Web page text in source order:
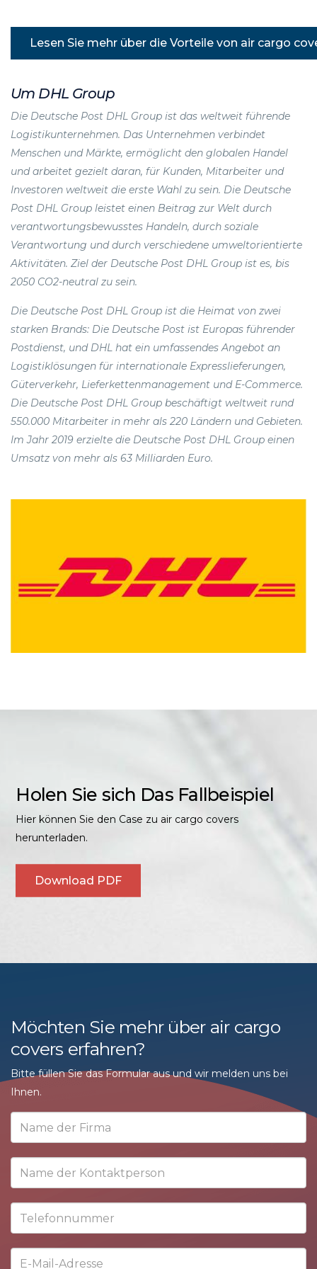
Lesen Sie mehr über die Vorteile von air cargo
Um DHL Group
Die Deutsche Post DHL Group ist das weltweit führende
Logistikunternehmen. Das Unternehmen verbindet
Menschen und Märkte, ermöglicht den globalen Handel
und arbeitet gezielt daran, für Kunden, Mitarbeiter und
Investoren weltweit die erste Wahl zu sein. Die Deutsche
Post DHL Group leistet einen Beitrag zur Welt durch
verantwortungsbewusstes Handeln, durch soziale
Verantwortung und durch verschiedene umweltorientierte
Aktivitäten. Ziel der Deutsche Post DHL Group ist es, bis
2050 CO2-neutral zu sein.
Die Deutsche Post DHL Group ist die Heimat von zwei
starken Brands: Die Deutsche Post ist Europas führender
Postdienst, und DHL hat ein umfassendes Angebot an
Logistiklösungen für internationale Expresslieferungen,
Güterverkehr, Lieferkettenmanagement und E-Commerce.
Die Deutsche Post DHL Group beschäftigt weltweit rund
550.000 Mitarbeiter in mehr als 220 Ländern und Gebieten.
Im Jahr 2019 erzielte die Deutsche Post DHL Group einen
Umsatz von mehr als 63 Milliarden Euro.
Holen Sie sich Das Fallbeispiel
Hier können Sie den Case zu air cargo covers
herunterladen.
Download PDF
Möchten Sie mehr über air cargo
covers erfahren?
Bitte füllen Sie das Formular aus und wir melden uns bei
Ihnen.
Name
der
Firma
Name
der
Kontaktperson
Telefonnummer